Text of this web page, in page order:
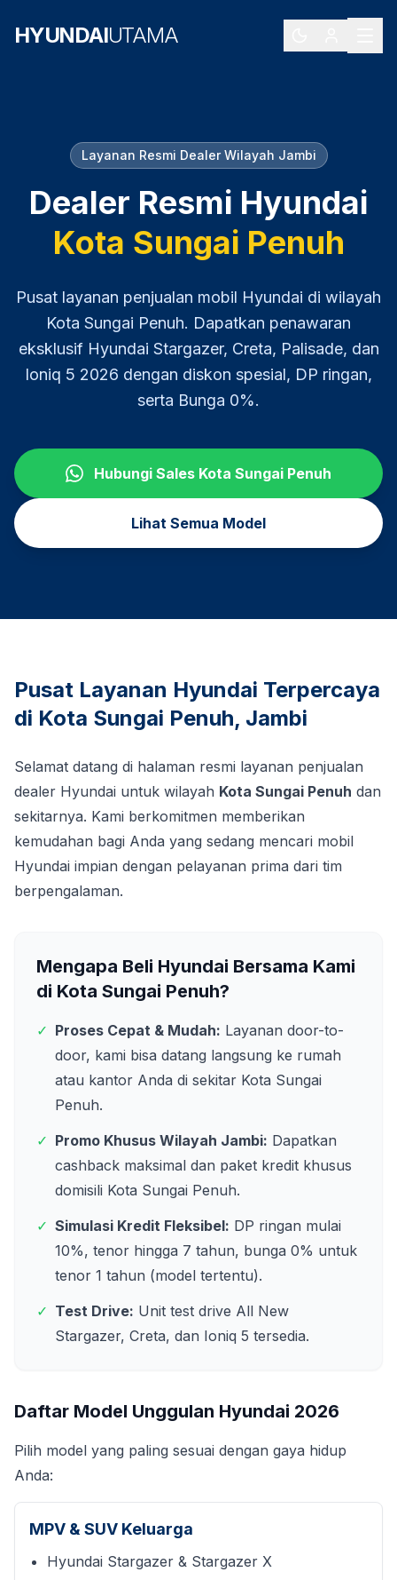
HYUNDAIUTAMA
Layanan Resmi Dealer Wilayah Jambi
Dealer Resmi Hyundai
Kota Sungai Penuh
Pusat layanan penjualan mobil Hyundai di wilayah
Kota Sungai Penuh. Dapatkan penawaran
eksklusif Hyundai Stargazer, Creta, Palisade, dan
Ioniq 5 2026 dengan diskon spesial, DP ringan,
serta Bunga 0%.
Hubungi Sales Kota Sungai Penuh
Lihat Semua Model
Pusat Layanan Hyundai Terpercaya
di Kota Sungai Penuh, Jambi
Selamat datang di halaman resmi layanan penjualan
dealer Hyundai untuk wilayah Kota Sungai Penuh dan
sekitarnya. Kami berkomitmen memberikan
kemudahan bagi Anda yang sedang mencari mobil
Hyundai impian dengan pelayanan prima dari tim
berpengalaman.
Mengapa Beli Hyundai Bersama Kami
di Kota Sungai Penuh?
✓ Proses Cepat & Mudah: Layanan door-to-
door, kami bisa datang langsung ke rumah
atau kantor Anda di sekitar Kota Sungai
Penuh.
✓ Promo Khusus Wilayah Jambi: Dapatkan
cashback maksimal dan paket kredit khusus
domisili Kota Sungai Penuh.
✓ Simulasi Kredit Fleksibel: DP ringan mulai
10%, tenor hingga 7 tahun, bunga 0% untuk
tenor 1 tahun (model tertentu).
✓ Test Drive: Unit test drive All New
Stargazer, Creta, dan Ioniq 5 tersedia.
Daftar Model Unggulan Hyundai 2026
Pilih model yang paling sesuai dengan gaya hidup
Anda:
MPV & SUV Keluarga
Hyundai Stargazer & Stargazer X